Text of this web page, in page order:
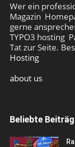
Wer ein
Magazin
gerne
TYPO3 hosting
Tat zur Seite.
Hosting
about us
Beliebte